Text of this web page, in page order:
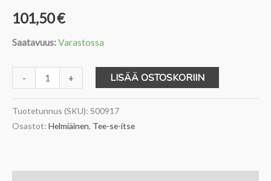
101,50€
Saatavuus:Varastossa
-
Raksihuppu
-
Helmiäinen
-
+ LISÄÄ OSTOSKORIIN
Tuotetunnus (SKU): S00917
Osastot: Helmiäinen, Tee-se-itse